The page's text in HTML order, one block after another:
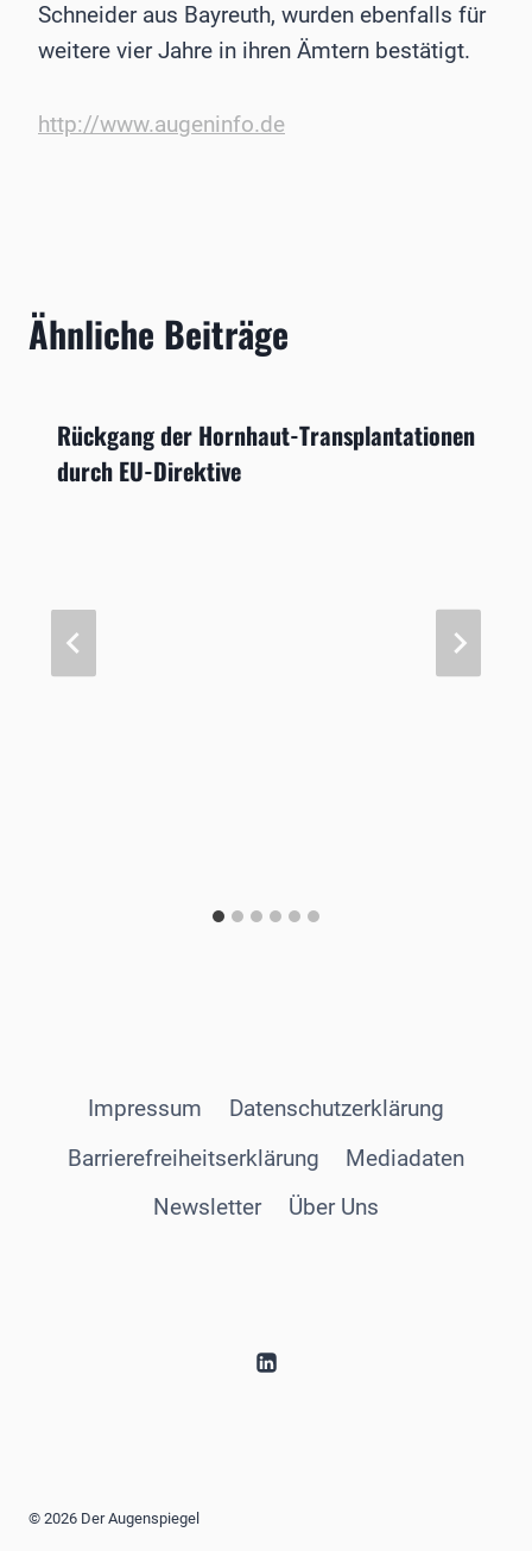
Schneider aus Bayreuth, wurden ebenfalls für
weitere vier Jahre in ihren Ämtern bestätigt.
http://www.augeninfo.de
Ähnliche Beiträge
Rückgang der Hornhaut-Transplantationen
durch EU-Direktive
Impressum
Datenschutzerklärung
Barrierefreiheitserklärung
Mediadaten
Newsletter
Über Uns
© 2026 Der Augenspiegel